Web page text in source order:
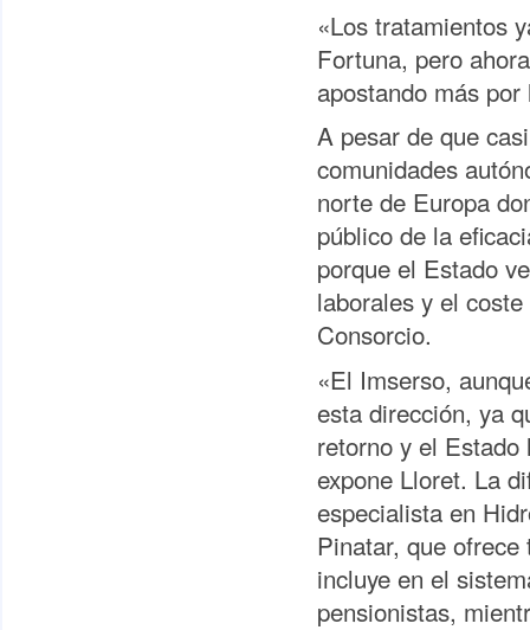
«Los tratamientos
Fortuna, pero
apostando más
A pesar de que
comunidades
norte de Europa
público de la
porque el Estado
laborales y el
Consorcio.
«El Imserso,
esta dirección, ya
retorno y el
expone Lloret. La
especialista en
Pinatar, que
incluye en el
pensionistas,